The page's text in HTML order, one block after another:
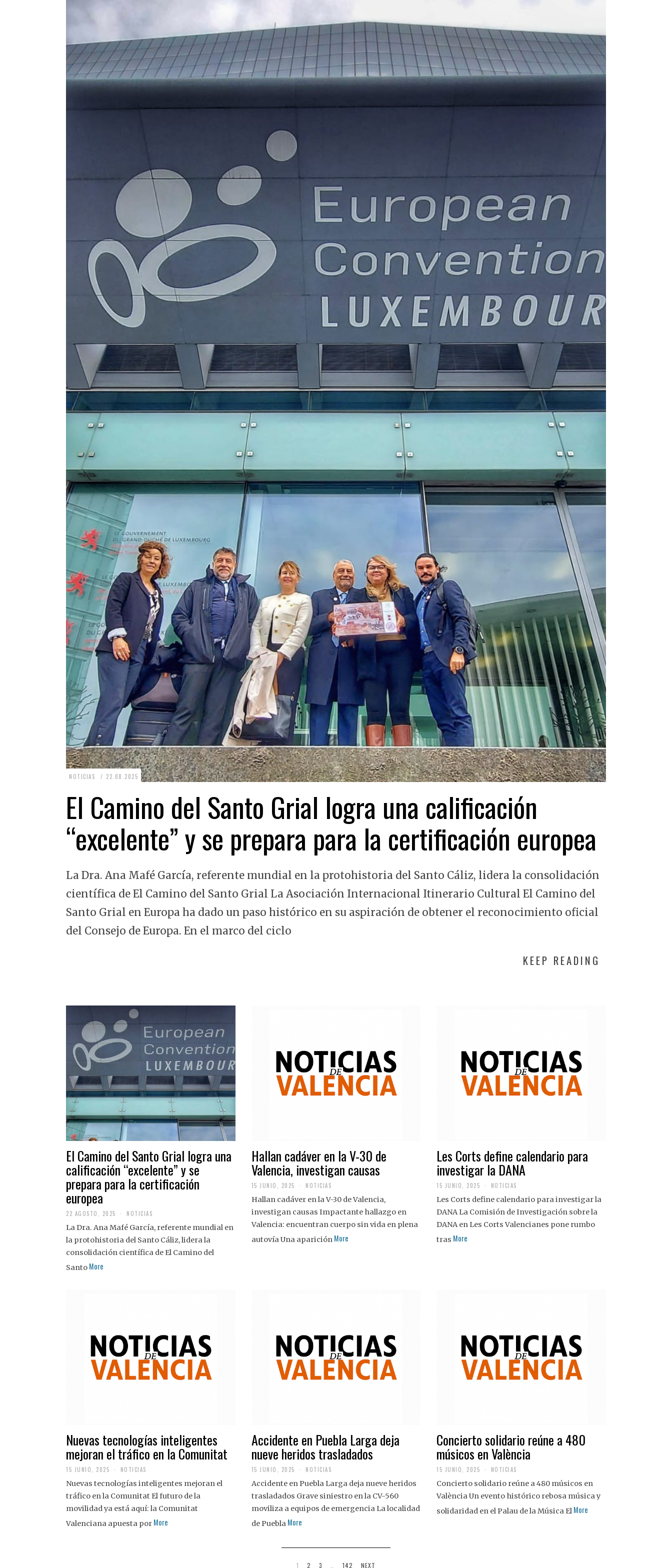
NOTICIAS 22.08.2025 2
.
0
0
2
El Camino del Santo Grial logra una calificación
“excelente” y se prepara para la certificación europea
La Dra. Ana Mafé García, referente mundial en la protohistoria del Santo Cáliz, lidera la consolidación
científica de El Camino del Santo Grial La Asociación Internacional Itinerario Cultural El Camino del
Santo Grial en Europa ha dado un paso histórico en su aspiración de obtener el reconocimiento oficial
del Consejo de Europa. En el marco del ciclo
KEEP READING
El Camino del Santo Grial logra una
calificación “excelente” y se
prepara para la certificación
europea
22 AGOSTO, 2025
A
G
O
S
NOTICIAS
La Dra. Ana Mafé García, referente mundial en
la protohistoria del Santo Cáliz, lidera la
consolidación científica de El Camino del
Santo More
Hallan cadáver en la V-30 de
Valencia, investigan causas
15 JUNIO, 2025 NOTICIAS
Hallan cadáver en la V-30 de Valencia,
investigan causas Impactante hallazgo en
Valencia: encuentran cuerpo sin vida en plena
autovía Una aparición More
Les Corts define calendario para
investigar la DANA
15 JUNIO, 2025 NOTICIAS
Les Corts define calendario para investigar la
DANA La Comisión de Investigación sobre la
DANA en Les Corts Valencianes pone rumbo
tras More
Nuevas tecnologías inteligentes
mejoran el tráfico en la Comunitat
15 JUNIO, 2025 NOTICIAS
Nuevas tecnologías inteligentes mejoran el
tráfico en la Comunitat El futuro de la
movilidad ya está aquí: la Comunitat
Valenciana apuesta por More
Accidente en Puebla Larga deja
nueve heridos trasladados
15 JUNIO, 2025 NOTICIAS
Accidente en Puebla Larga deja nueve heridos
trasladados Grave siniestro en la CV-560
moviliza a equipos de emergencia La localidad
de Puebla More
Concierto solidario reúne a 480
músicos en València
15 JUNIO, 2025 NOTICIAS
Concierto solidario reúne a 480 músicos en
València Un evento histórico rebosa música y
solidaridad en el Palau de la Música El More
1 2 3 … 142 NEXT